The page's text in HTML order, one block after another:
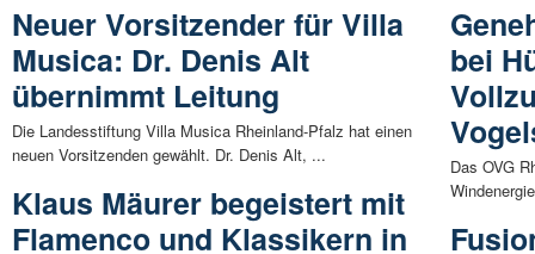
Neuer Vorsitzender für Villa
Musica: Dr. Denis Alt
übernimmt Leitung
Die Landesstiftung Villa Musica Rheinland-Pfalz hat einen
neuen Vorsitzenden gewählt. Dr. Denis Alt, ...
Klaus Mäurer begeistert mit
Flamenco und Klassikern in
bei
Das OVG